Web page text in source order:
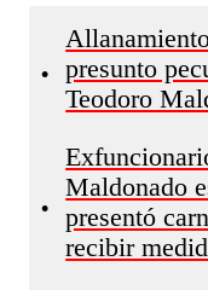
•
presunto
Teodoro
•
Maldonado
presentó
recibir